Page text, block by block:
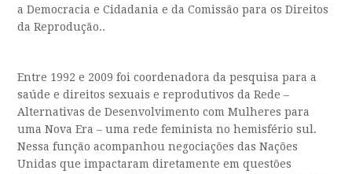
a Democracia e Cidadania e da Comissão para os Direitos
da Reprodução..
Entre 1992 e 2009 foi coordenadora da pesquisa para a
saúde e direitos sexuais e reprodutivos da Rede –
Alternativas de Desenvolvimento com Mulheres para
uma Nova Era – uma rede feminista no hemisfério sul.
Nessa função acompanhou negociações das Nações
Unidas que impactaram diretamente em questões